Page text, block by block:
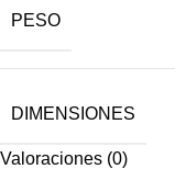
PESO
DIMENSIONES
Valoraciones (0)